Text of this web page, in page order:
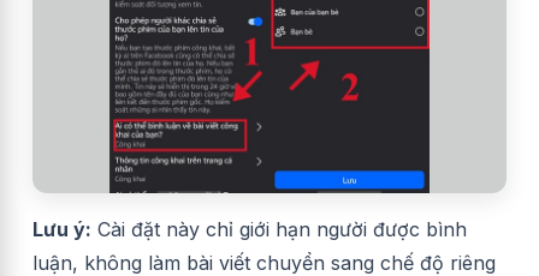
Lưu ý: Cài đặt này chỉ giới hạn người được bình
luận, không làm bài viết chuyển sang chế độ riêng